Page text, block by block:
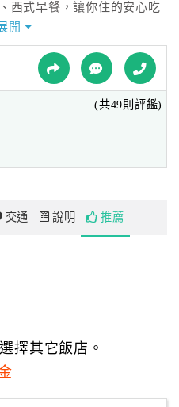
西式早餐，讓你住的安心吃
，以貼心服務品質和環境的
旅人有一處處安全舒適的空
的休息，下榻於此的遊客展
開
(共49則評鑑)
交通 說明 推薦
擇其它飯店。